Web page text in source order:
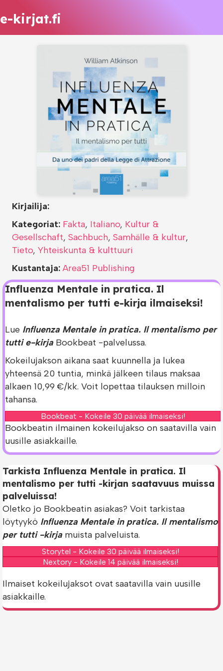
e-kirjat.fi
Influenza Mentale in pratica. Il
mentalismo per tutti e-kirja ilmaiseksi!
Lue Influenza Mentale in pratica. Il mentalismo per
tutti e-kirja Bookbeat -palvelussa.
Kokeilujakson aikana saat kuunnella ja lukea
yhteensä 20 tuntia, minkä jälkeen tilaus maksaa
alkaen 10,99 €/kk. Voit lopettaa tilauksen milloin
tahansa.
Bookbeat - Kokeile 30 päivää ilmaiseksi!
Bookbeatin ilmainen kokeilujakso on saatavilla vain
uusille asiakkaille.
Kirjailija:
Kategoriat: Fakta, Italiano, Kultur &
Gesellschaft, Sachbuch, Samhälle & kultur,
Tieto, Yhteiskunta & kulttuuri
Kustantaja: Area51 Publishing
Tarkista Influenza Mentale in pratica. Il
mentalismo per tutti -kirjan saatavuus muissa
palveluissa!
Oletko jo Bookbeatin asiakas? Voit tarkistaa
löytyykö Influenza Mentale in pratica. Il mentalismo
per tutti -kirja muista palveluista.
Storytel - Kokeile 30 päivää ilmaiseksi!
Nextory - Kokeile 14 päivää ilmaiseksi!
Ilmaiset kokeilujaksot ovat saatavilla vain uusille
asiakkaille.